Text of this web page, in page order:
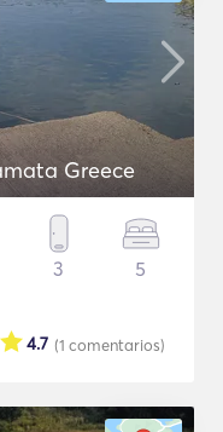
Greece
3 5
(1 comentarios)
4.7